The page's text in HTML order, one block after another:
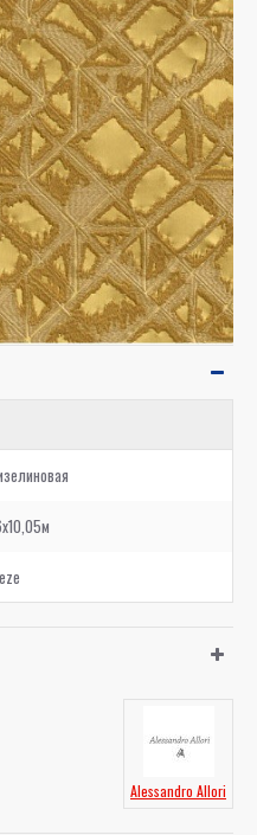
Alessandro Allori